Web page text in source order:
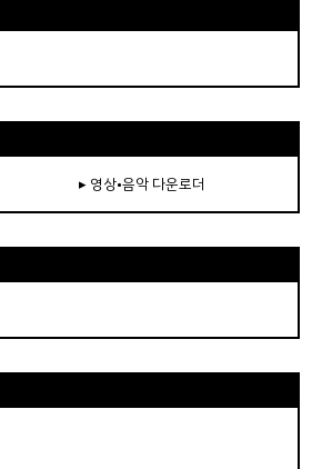
▸ 영상•음악 다운로더